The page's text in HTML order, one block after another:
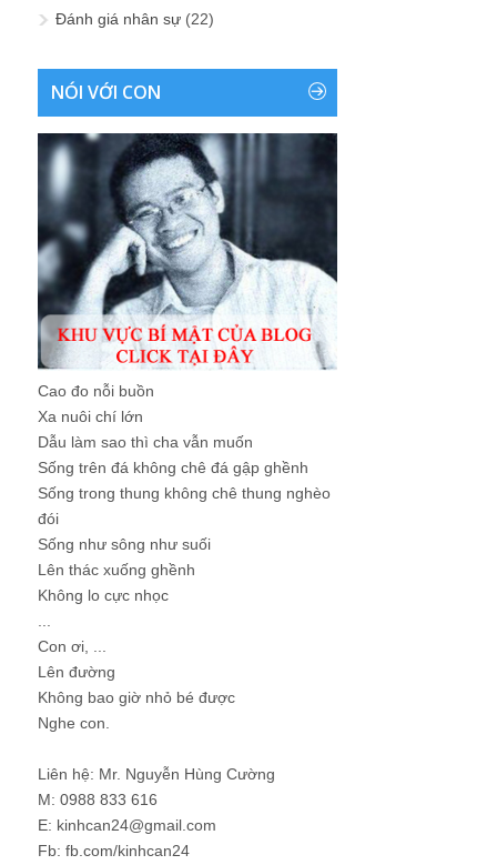
Đánh giá nhân sự (22)
NÓI VỚI CON
Cao đo nỗi buồn
Xa nuôi chí lớn
Dẫu làm sao thì cha vẫn muốn
Sống trên đá không chê đá gập ghềnh
Sống trong thung không chê thung nghèo
đói
Sống như sông như suối
Lên thác xuống ghềnh
Không lo cực nhọc
Con ơi, ...
Lên đường
Không bao giờ nhỏ bé được
Nghe con.
Liên hệ: Mr. Nguyễn Hùng Cường
M: 0988 833 616
E: kinhcan24@gmail.com
Fb: fb.com/kinhcan24